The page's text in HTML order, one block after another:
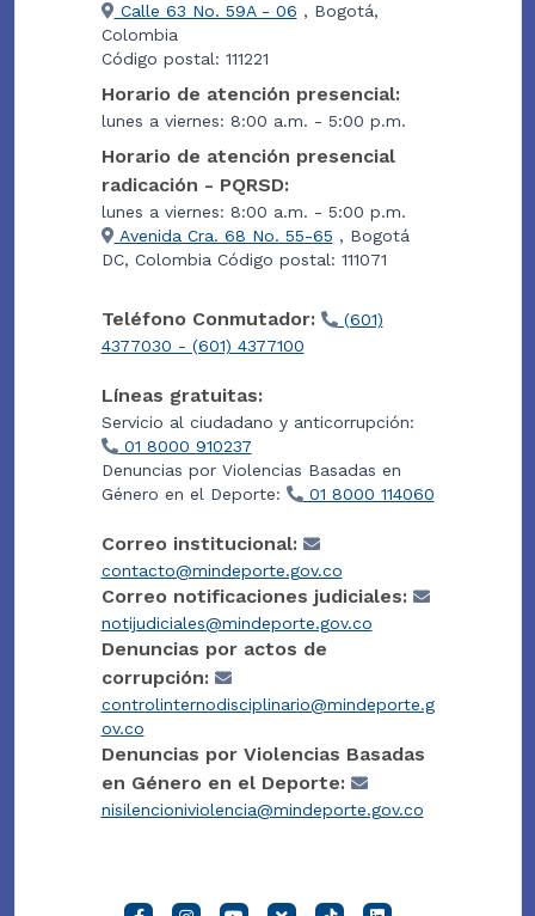
Calle 63 No. 59A - 06 , Bogotá,
Colombia
Código postal: 111221
Horario de atención presencial:
lunes a viernes: 8:00 a.m. - 5:00 p.m.
Horario de atención presencial
radicación - PQRSD:
lunes a viernes: 8:00 a.m. - 5:00 p.m.
Avenida Cra. 68 No. 55-65 , Bogotá
DC, Colombia Código postal: 111071
Teléfono Conmutador:
(601)
4377030 - (601) 4377100
Líneas gratuitas:
Servicio al ciudadano y anticorrupción:
01 8000 910237
Denuncias por Violencias Basadas en
Género en el Deporte:
01 8000 114060
Correo institucional:
contacto@mindeporte.gov.co
Correo notificaciones judiciales:
notijudiciales@mindeporte.gov.co
Denuncias por actos de
corrupción:
controlinternodisciplinario@mindeporte.g
ov.co
Denuncias por Violencias Basadas
en Género en el Deporte:
nisilencioniviolencia@mindeporte.gov.co